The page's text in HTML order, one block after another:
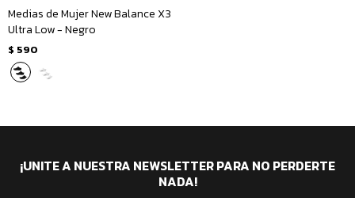
Medias de Mujer New Balance X3
Ultra Low - Negro
$ 590
¡UNITE A NUESTRA NEWSLETTER PARA NO PERDERTE
NADA!